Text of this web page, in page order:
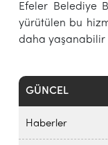
GÜNCEL
Haberler
Efeler Belediye
yürütülen bu
daha yaşanabilir